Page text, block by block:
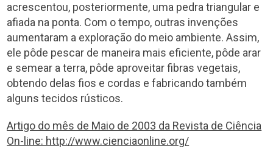
acrescentou, posteriormente, uma pedra triangular e
afiada na ponta. Com o tempo, outras invenções
aumentaram a exploração do meio ambiente. Assim,
ele pôde pescar de maneira mais eficiente, pôde arar
e semear a terra, pôde aproveitar fibras vegetais,
obtendo delas fios e cordas e fabricando também
alguns tecidos rústicos.
Artigo do mês de Maio de 2003 da Revista de Ciência
On-line: http://www.cienciaonline.org/